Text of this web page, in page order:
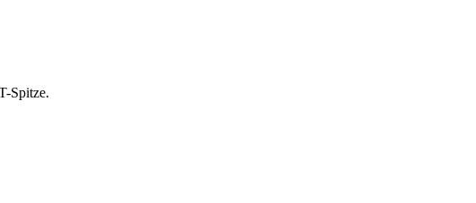
Spitze.